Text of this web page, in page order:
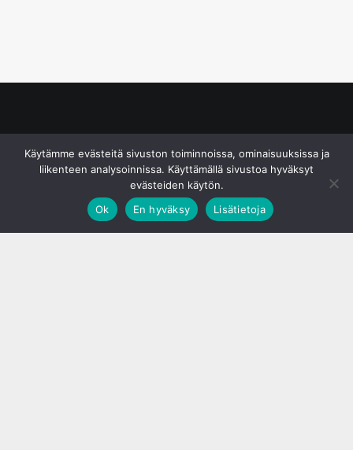
Käytämme evästeitä sivuston toiminnoissa, ominaisuuksissa ja
liikenteen analysoinnissa. Käyttämällä sivustoa hyväksyt
evästeiden käytön.
Ok
En hyväksy Lisätietoja